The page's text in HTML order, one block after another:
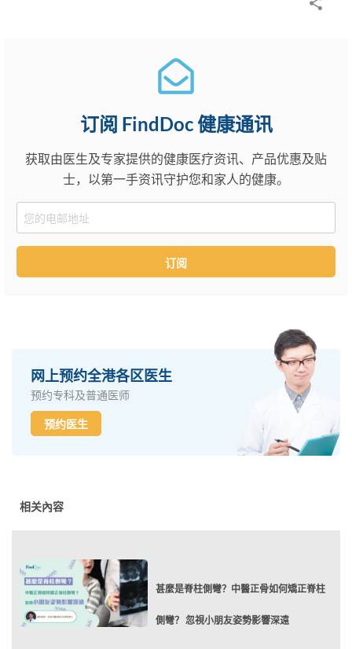
订阅 FindDoc 健康通讯
获取由医生及专家提供的健康医疗资讯、产品优惠及贴
士，以第一手资讯守护您和家人的健康。
Email
订阅
网上预约全港各区医生
预约专科及普通医师
预约医生
相关內容
甚麼是脊柱側彎？中醫正骨如何矯正脊柱
側彎？ 忽視小朋友姿勢影響深遠